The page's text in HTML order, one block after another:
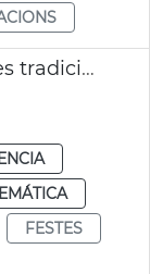
Convocatorias ayudas sectores tradicionales
FESTES